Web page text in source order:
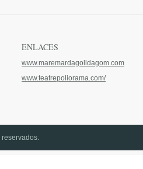
ENLACES
www.maremardagolldagom.com
www.teatrepoliorama.com/